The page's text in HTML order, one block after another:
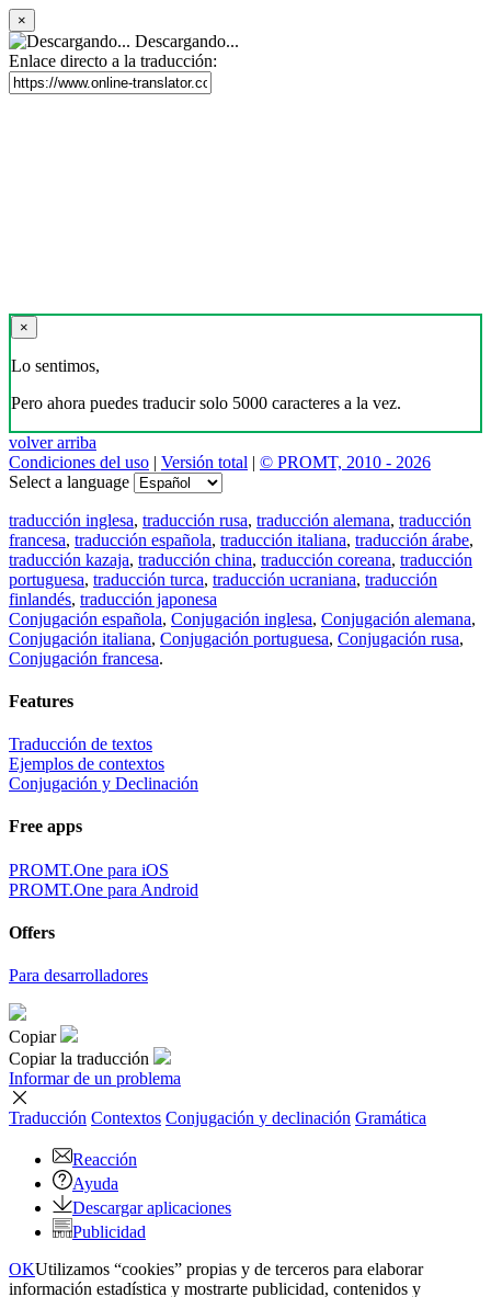
×
Descargando...
Enlace directo a la traducción:
×
Lo sentimos,
Pero ahora puedes traducir solo 5000 caracteres a la vez.
volver arriba
Condiciones del uso | Versión total | © PROMT, 2010 - 2026
Select a language
traducción inglesa, traducción rusa, traducción alemana, traducción
francesa, traducción española, traducción italiana, traducción árabe,
traducción kazaja, traducción china, traducción coreana, traducción
portuguesa, traducción turca, traducción ucraniana, traducción
finlandés, traducción japonesa
Conjugación española, Conjugación inglesa, Conjugación alemana,
Conjugación italiana, Conjugación portuguesa, Conjugación rusa,
Conjugación francesa.
Features
Traducción de textos
Ejemplos de contextos
Conjugación y Declinación
Free apps
PROMT.One para iOS
PROMT.One para Android
Offers
Para desarrolladores
Copiar
Copiar la traducción
Informar de un problema
Traducción Contextos Conjugación y declinación Gramática
Reacción
Ayuda
Descargar aplicaciones
Publicidad
OKUtilizamos “cookies” propias y de terceros para elaborar
información estadística y mostrarte publicidad, contenidos y